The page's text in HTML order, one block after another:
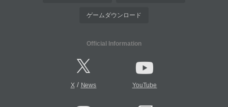
ゲームダウンロード
Official Information
X/ News YouTube